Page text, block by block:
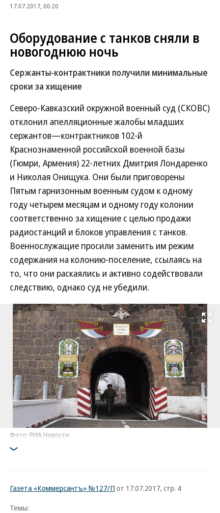
17.07.2017, 00:20
Оборудование с танков сняли в
новогоднюю ночь
Сержанты-контрактники получили минимальные
сроки за хищение
Северо-Кавказский окружной военный суд (СКОВС)
отклонил апелляционные жалобы младших
сержантов—контрактников 102-й
Краснознаменной российской военной базы
(Гюмри, Армения) 22-летних Дмитрия Лондаренко
и Николая Онищука. Они были приговорены
Пятым гарнизонным военным судом к одному
году четырем месяцам и одному году колонии
соответственно за хищение с целью продажи
радиостанций и блоков управления с танков.
Военнослужащие просили заменить им режим
содержания на колонию-поселение, ссылаясь на
то, что они раскаялись и активно содействовали
следствию, однако суд не убедили.
Развернуть
Фото: РИА Новости
Газета «Коммерсантъ» №127/П от 17.07.2017, стр. 4
Темы: